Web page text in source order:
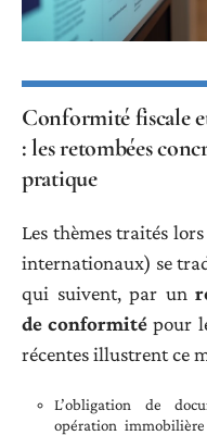
Conformité fiscale
: les retombées
pratique
Les thèmes traités
internationaux) se
qui suivent, par un
de conformité pour
récentes illustrent ce
L’obligation de
opération